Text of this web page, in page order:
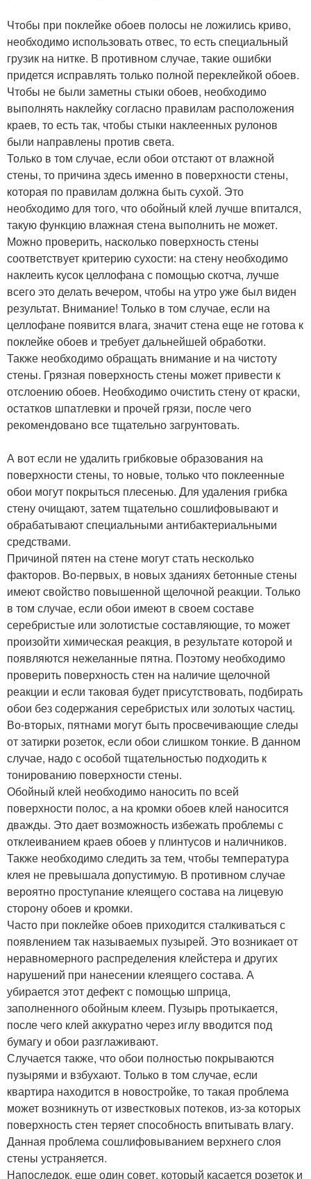
Чтобы при поклейке обоев полосы не ложились криво,
необходимо использовать отвес, то есть специальный
грузик на нитке. В противном случае, такие ошибки
придется исправлять только полной переклейкой обоев.
Чтобы не были заметны стыки обоев, необходимо
выполнять наклейку согласно правилам расположения
краев, то есть так, чтобы стыки наклеенных рулонов
были направлены против света.
Только в том случае, если обои отстают от влажной
стены, то причина здесь именно в поверхности стены,
которая по правилам должна быть сухой. Это
необходимо для того, что обойный клей лучше впитался,
такую функцию влажная стена выполнить не может.
Можно проверить, насколько поверхность стены
соответствует критерию сухости: на стену необходимо
наклеить кусок целлофана с помощью скотча, лучше
всего это делать вечером, чтобы на утро уже был виден
результат. Внимание! Только в том случае, если на
целлофане появится влага, значит стена еще не готова к
поклейке обоев и требует дальнейшей обработки.
Также необходимо обращать внимание и на чистоту
стены. Грязная поверхность стены может привести к
отслоению обоев. Необходимо очистить стену от краски,
остатков шпатлевки и прочей грязи, после чего
рекомендовано все тщательно загрунтовать.
А вот если не удалить грибковые образования на
поверхности стены, то новые, только что поклеенные
обои могут покрыться плесенью. Для удаления грибка
стену очищают, затем тщательно сошлифовывают и
обрабатывают специальными антибактериальными
средствами.
Причиной пятен на стене могут стать несколько
факторов. Во-первых, в новых зданиях бетонные стены
имеют свойство повышенной щелочной реакции. Только
в том случае, если обои имеют в своем составе
серебристые или золотистые составляющие, то может
произойти химическая реакция, в результате которой и
появляются нежеланные пятна. Поэтому необходимо
проверить поверхность стен на наличие щелочной
реакции и если таковая будет присутствовать, подбирать
обои без содержания серебристых или золотых частиц.
Во-вторых, пятнами могут быть просвечивающие следы
от затирки розеток, если обои слишком тонкие. В данном
случае, надо с особой тщательностью подходить к
тонированию поверхности стены.
Обойный клей необходимо наносить по всей
поверхности полос, а на кромки обоев клей наносится
дважды. Это дает возможность избежать проблемы с
отклеиванием краев обоев у плинтусов и наличников.
Также необходимо следить за тем, чтобы температура
клея не превышала допустимую. В противном случае
вероятно проступание клеящего состава на лицевую
сторону обоев и кромки.
Часто при поклейке обоев приходится сталкиваться с
появлением так называемых пузырей. Это возникает от
неравномерного распределения клейстера и других
нарушений при нанесении клеящего состава. А
убирается этот дефект с помощью шприца,
заполненного обойным клеем. Пузырь протыкается,
после чего клей аккуратно через иглу вводится под
бумагу и обои разглаживают.
Случается также, что обои полностью покрываются
пузырями и взбухают. Только в том случае, если
квартира находится в новостройке, то такая проблема
может возникнуть от известковых потеков, из-за которых
поверхность стен теряет способность впитывать влагу.
Данная проблема сошлифовыванием верхнего слоя
стены устраняется.
Напоследок, еще один совет, который касается розеток и